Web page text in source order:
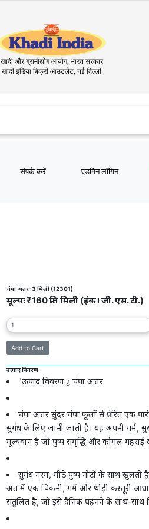
खादी और ग्रामोद्योग आयोग, भारत सरकार
खादी इंडिया बिक्री आउटलेट, नई दिल्ली
संपर्क करें एडमिन लॉगिन
चंपा अतर-3 मिली (12301)
मूल्यः ₹160 प्रति मिली (इंक। जी. एस. टी.)
उत्पाद विवरण
"उत्पाद विवरण ¿ चंपा अत्तर
चंपा अत्तर सुंदर चंपा फूलों से प्रेरित एक
सुगंध के लिए जानी जाती है। यह अपनी गर्म,
मूल्यवान है जो पुष्प समृद्धि और कोमल गहराई
सुगंध नरम, मीठे पुष्प नोटों के साथ खुलती
अंत में एक चिकनी, गर्म और थोड़ी कस्तूरी
संतुलित है, जो इसे दैनिक पहनने के साथ-साथ